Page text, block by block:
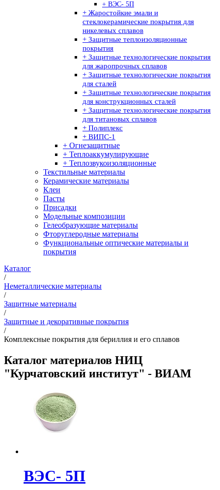
+ ВЭС- 5П
+ Жаростойкие эмали и
стеклокерамические покрытия для
никелевых сплавов
+ Защитные теплоизоляционные
покрытия
+ Защитные технологические покрытия
для жаропрочных сплавов
+ Защитные технологические покрытия
для сталей
+ Защитные технологические покрытия
для конструкционных сталей
+ Защитные технологические покрытия
для титановых сплавов
+ Полиплекс
+ ВИПС-1
+ Огнезащитные
+ Теплоаккумулирующие
+ Теплозвукоизоляционные
Текстильные материалы
Керамические материалы
Клеи
Пасты
Присадки
Модельные композиции
Гелеобразующие материалы
Фторуглеродные материалы
Функциональные оптические материалы и
покрытия
Каталог
/
Неметаллические материалы
/
Защитные материалы
/
Защитные и декоративные покрытия
/
Комплексные покрытия для бериллия и его сплавов
Каталог материалов НИЦ
"Курчатовский институт" - ВИАМ
ВЭС- 5П